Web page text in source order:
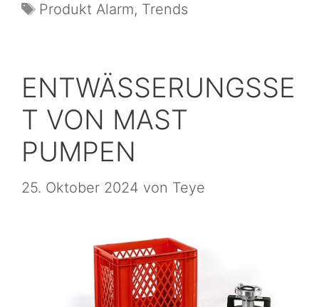
Produkt Alarm, Trends
ENTWÄSSERUNGSSE
T VON MAST
PUMPEN
25. Oktober 2024 von Teye